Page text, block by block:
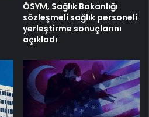
ÖSYM, Sağlık Bakanlığı
sözleşmeli sağlık personeli
yerleştirme sonuçlarını
açıkladı